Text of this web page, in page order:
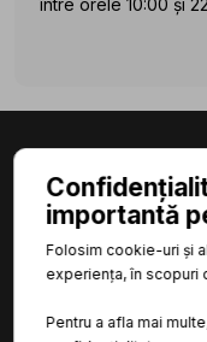
între orele 10:00 și
CATEGORII
INFORMAȚII
importantă
Folosim cookie-uri și
experiența, în scopuri
Pentru a afla mai